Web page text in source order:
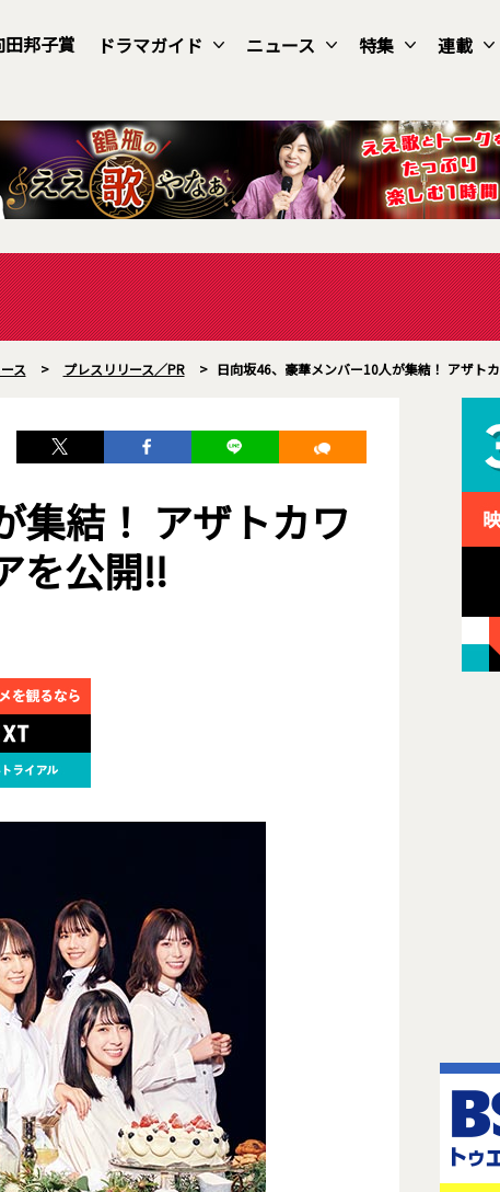
田邦子賞 ドラマガイド ニュース 特集 連載
ス > プレスリリース／PR > 日向坂46、豪華メンバー10人が集結！ アザト
集結！ アザトカワ
を公開!!